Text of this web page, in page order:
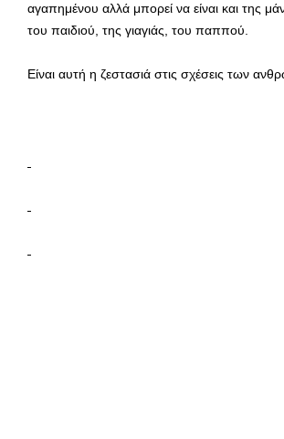
αγαπημένου αλλά μπορεί να είναι και της
του παιδιού, της γιαγιάς, του παππού.
Είναι αυτή η ζεστασιά στις σχέσεις των